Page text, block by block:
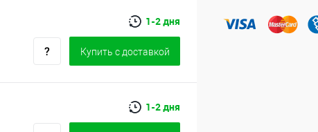
1-2 дня
Купить c доставкой
1-2 дня